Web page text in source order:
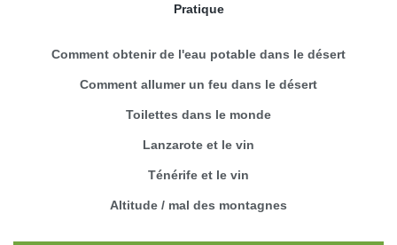
Pratique
Comment obtenir de l'eau potable dans le désert
Comment allumer un feu dans le désert
Toilettes dans le monde
Lanzarote et le vin
Ténérife et le vin
Altitude / mal des montagnes